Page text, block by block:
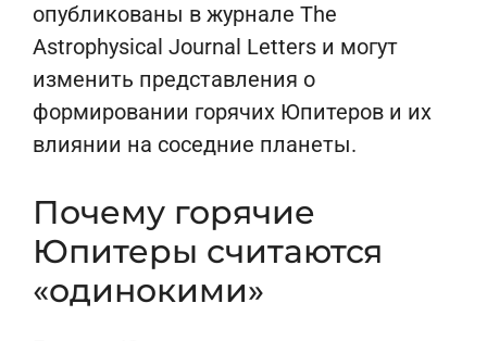
опубликованы в журнале The
Astrophysical Journal Letters и могут
изменить представления о
формировании горячих Юпитеров и их
влиянии на соседние планеты.
Почему горячие
Юпитеры считаются
«одинокими»